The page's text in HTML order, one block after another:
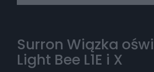
Surron Wiązka
Light Bee L1E i X